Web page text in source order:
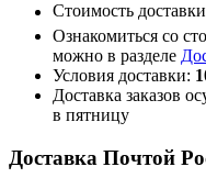
Стоимость доставки
Ознакомиться со
можно в разделе
Условия доставки:
Доставка заказов
в пятницу
Доставка Почтой